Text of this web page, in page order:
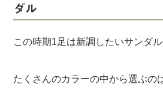
ダル
この時期1足は新調したいサンダル
たくさんのカラーの中から選ぶの